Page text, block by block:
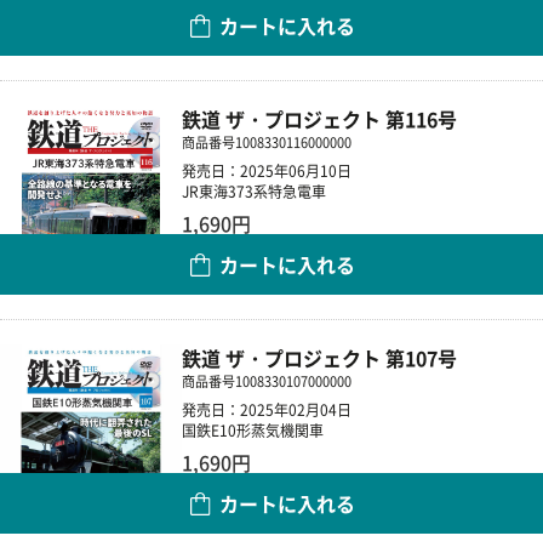
カートに入れる
鉄道 ザ・プロジェクト 第116号
商品番号1008330116000000
発売日：2025年06月10日
JR東海373系特急電車
1,690円
カートに入れる
鉄道 ザ・プロジェクト 第107号
商品番号1008330107000000
発売日：2025年02月04日
国鉄E10形蒸気機関車
1,690円
カートに入れる